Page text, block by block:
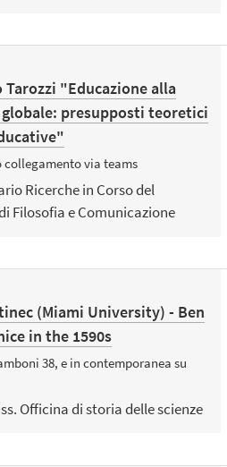
Tarozzi "Educazione alla
presupposti teoretici
collegamento via teams
Ricerche in Corso del
Filosofia e Comunicazione
(Miami University) - Ben
in the 1590s
38, e in contemporanea su
Officina di storia delle scienze